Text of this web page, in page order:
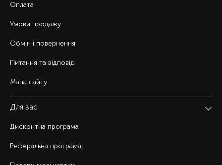
Оплата
Умови продажу
Обмін і повернення
Питання та відповіді
Мапа сайту
Для вас
Дисконтна програма
Реферальна програма